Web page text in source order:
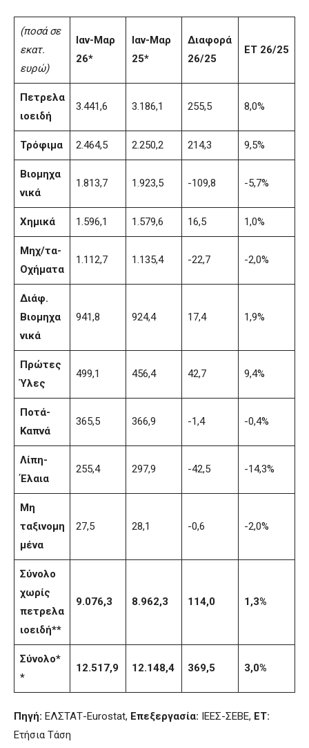
(ποσά σε
εκατ.
ευρώ)
Ιαν-Μαρ
26*
Ιαν-Μαρ
25*
Διαφορά
26/25
ΕΤ 26/25
Πετρελα
ιοειδή
3.441,6 3.186,1 255,5 8,0%
Τρόφιμα 2.464,5 2.250,2 214,3 9,5%
Βιομηχα
νικά
1.813,7 1.923,5 -109,8 -5,7%
Χημικά 1.596,1 1.579,6 16,5 1,0%
Μηχ/τα-
Οχήματα
1.112,7 1.135,4 -22,7 -2,0%
Διάφ.
Βιομηχα
νικά
941,8 924,4 17,4 1,9%
Πρώτες
Ύλες
499,1 456,4 42,7 9,4%
Ποτά-
Καπνά
365,5 366,9 -1,4 -0,4%
Λίπη-
Έλαια
255,4 297,9 -42,5 -14,3%
Μη
ταξινομη
μένα
27,5 28,1 -0,6 -2,0%
Σύνολο
χωρίς
πετρελα
ιοειδή**
9.076,3 8.962,3 114,0 1,3%
Σύνολο*
*
12.517,9 12.148,4 369,5 3,0%
Πηγή: ΕΛΣΤΑΤ-Eurostat, Επεξεργασία: ΙΕΕΣ-ΣΕΒΕ, ΕΤ:
Ετήσια Τάση